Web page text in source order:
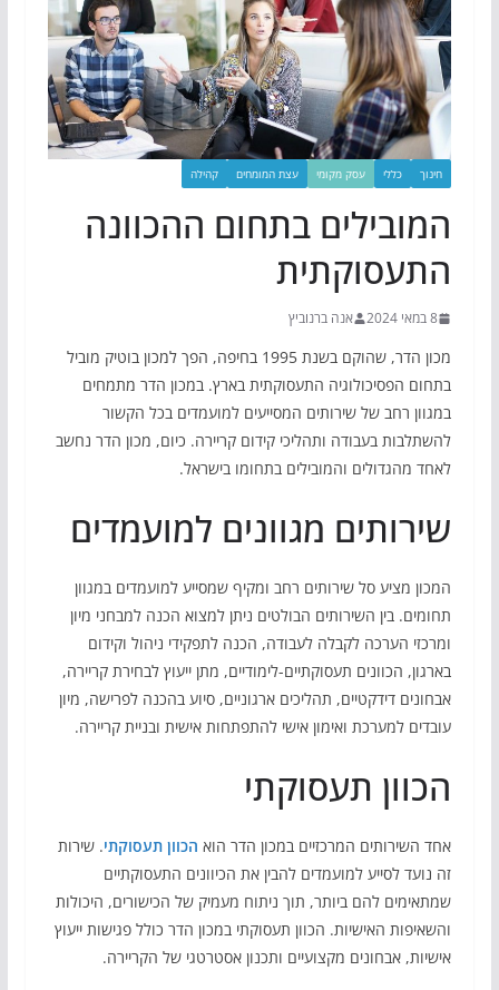
חינוך כללי עסק מקומי עצת המומחים קהילה
המובילים בתחום ההכוונה
התעסוקתית
8 במאי 2024 אנה ברנוביץ
מכון הדר, שהוקם בשנת 1995 בחיפה, הפך למכון בוטיק מוביל
בתחום הפסיכולוגיה התעסוקתית בארץ. במכון הדר מתמחים
במגוון רחב של שירותים המסייעים למועמדים בכל הקשור
להשתלבות בעבודה ותהליכי קידום קריירה. כיום, מכון הדר נחשב
לאחד מהגדולים והמובילים בתחומו בישראל.
שירותים מגוונים למועמדים
המכון מציע סל שירותים רחב ומקיף שמסייע למועמדים במגוון
תחומים. בין השירותים הבולטים ניתן למצוא הכנה למבחני מיון
ומרכזי הערכה לקבלה לעבודה, הכנה לתפקידי ניהול וקידום
בארגון, הכוונים תעסוקתיים-לימודיים, מתן ייעוץ לבחירת קריירה,
אבחונים דידקטיים, תהליכים ארגוניים, סיוע בהכנה לפרישה, מיון
עובדים למערכת ואימון אישי להתפתחות אישית ובניית קריירה.
הכוון תעסוקתי
אחד השירותים המרכזיים במכון הדר הוא הכוון תעסוקתי. שירות
זה נועד לסייע למועמדים להבין את הכיוונים התעסוקתיים
שמתאימים להם ביותר, תוך ניתוח מעמיק של הכישורים, היכולות
והשאיפות האישיות. הכוון תעסוקתי במכון הדר כולל פגישות ייעוץ
אישיות, אבחונים מקצועיים ותכנון אסטרטגי של הקריירה.